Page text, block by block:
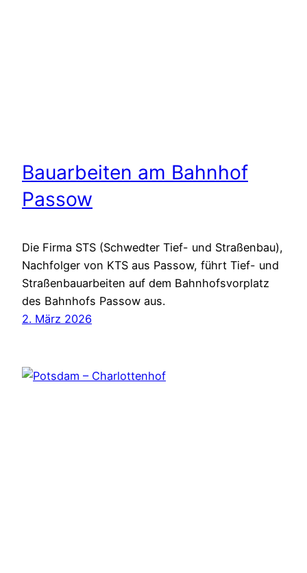
Bauarbeiten am Bahnhof
Passow
Die Firma STS (Schwedter Tief- und Straßenbau),
Nachfolger von KTS aus Passow, führt Tief- und
Straßenbauarbeiten auf dem Bahnhofsvorplatz
des Bahnhofs Passow aus.
2. März 2026